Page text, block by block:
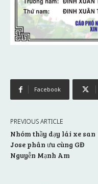
Facebook
PREVIOUS ARTICLE
Nhóm thầy dạy lái xe san
Jose phân ưu cùng GĐ
Nguyễn Mạnh Am